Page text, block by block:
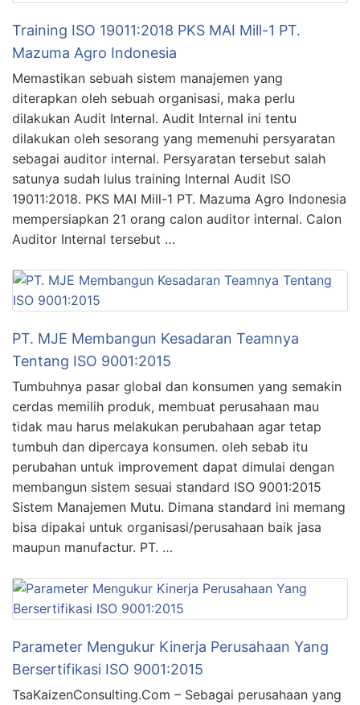
Training ISO 19011:2018 PKS MAI Mill-1 PT.
Mazuma Agro Indonesia
Memastikan sebuah sistem manajemen yang
diterapkan oleh sebuah organisasi, maka perlu
dilakukan Audit Internal. Audit Internal ini tentu
dilakukan oleh sesorang yang memenuhi persyaratan
sebagai auditor internal. Persyaratan tersebut salah
satunya sudah lulus training Internal Audit ISO
19011:2018. PKS MAI Mill-1 PT. Mazuma Agro Indonesia
mempersiapkan 21 orang calon auditor internal. Calon
Auditor Internal tersebut …
PT. MJE Membangun Kesadaran Teamnya
Tentang ISO 9001:2015
Tumbuhnya pasar global dan konsumen yang semakin
cerdas memilih produk, membuat perusahaan mau
tidak mau harus melakukan perubahaan agar tetap
tumbuh dan dipercaya konsumen. oleh sebab itu
perubahan untuk improvement dapat dimulai dengan
membangun sistem sesuai standard ISO 9001:2015
Sistem Manajemen Mutu. Dimana standard ini memang
bisa dipakai untuk organisasi/perusahaan baik jasa
maupun manufactur. PT. …
Parameter Mengukur Kinerja Perusahaan Yang
Bersertifikasi ISO 9001:2015
TsaKaizenConsulting.Com – Sebagai perusahaan yang